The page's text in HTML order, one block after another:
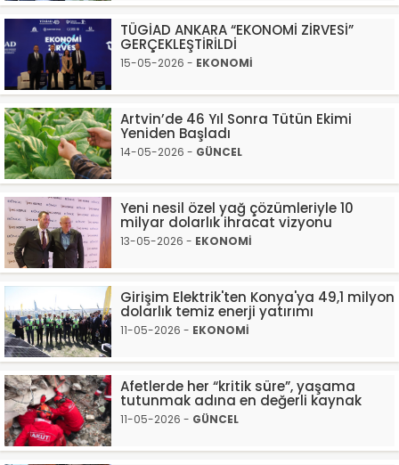
TÜGİAD ANKARA “EKONOMİ ZİRVESİ”
GERÇEKLEŞTİRİLDİ
15-05-2026 - EKONOMİ
Artvin’de 46 Yıl Sonra Tütün Ekimi
Yeniden Başladı
14-05-2026 - GÜNCEL
Yeni nesil özel yağ çözümleriyle 10
milyar dolarlık ihracat vizyonu
13-05-2026 - EKONOMİ
Girişim Elektrik'ten Konya'ya 49,1 milyon
dolarlık temiz enerji yatırımı
11-05-2026 - EKONOMİ
Afetlerde her “kritik süre”, yaşama
tutunmak adına en değerli kaynak
11-05-2026 - GÜNCEL